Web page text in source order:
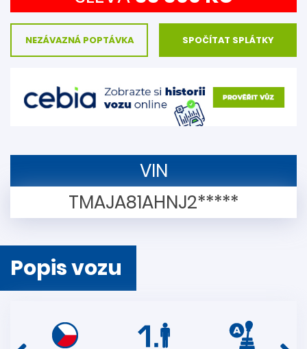
NEZÁVAZNÁ POPTÁVKA SPOČÍTAT SPLÁTKY
VIN
TMAJA81AHNJ2*****
Popis vozu